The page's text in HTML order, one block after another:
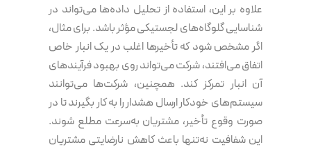
علاوه بر این، استفاده از تحلیل داده‌ها می‌تواند در
شناسایی گلوگاه‌های لجستیکی مؤثر باشد. برای مثال،
اگر مشخص شود که تأخیرها اغلب در یک انبار خاص
اتفاق می‌افتند، شرکت می‌تواند روی بهبود فرآیندهای
آن انبار تمرکز کند. همچنین، شرکت‌ها می‌توانند
سیستم‌های خودکار ارسال هشدار را به کار بگیرند تا در
صورت وقوع تأخیر، مشتریان به‌سرعت مطلع شوند.
این شفافیت نه‌تنها باعث کاهش نارضایتی مشتریان